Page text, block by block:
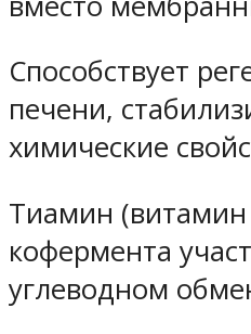
Способствует
печени,
химические
Тиамин (витамин
кофермента
углеводном